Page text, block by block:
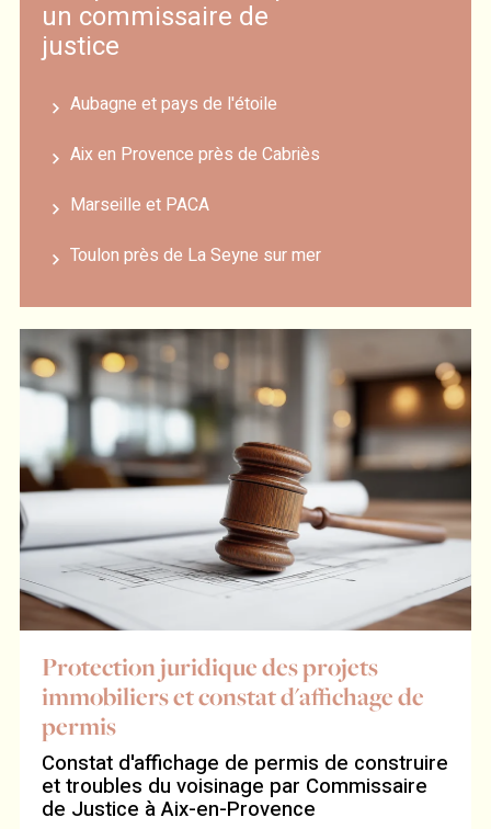
un commissaire de
justice
Aubagne et pays de l'étoile
Aix en Provence près de Cabriès
Marseille et PACA
Toulon près de La Seyne sur mer
Protection juridique des projets
immobiliers et constat d'affichage de
permis
Constat d'affichage de permis de construire
et troubles du voisinage par Commissaire
de Justice à Aix-en-Provence